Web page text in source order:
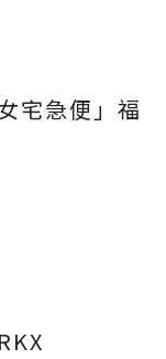
宅急便」福